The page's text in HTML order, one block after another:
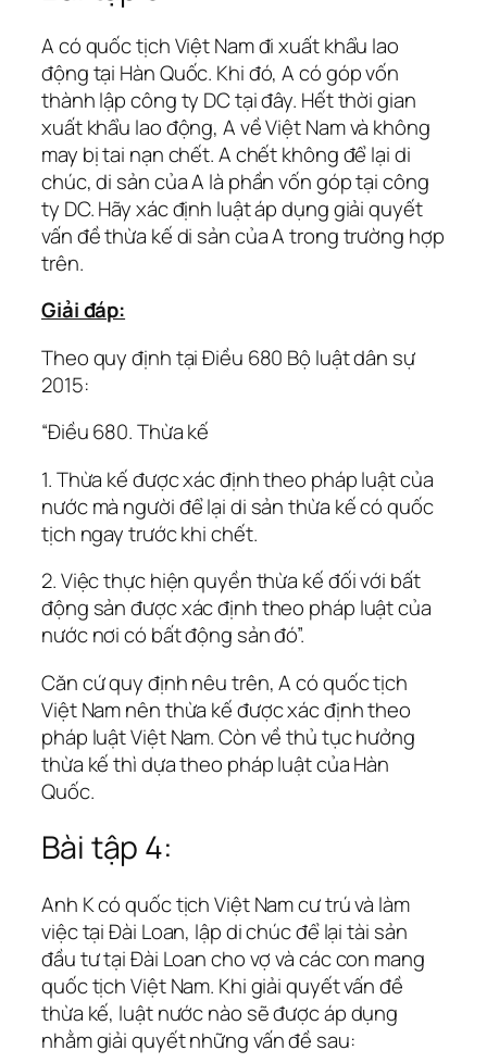
A có quốc tịch Việt Nam đi xuất khẩu lao
động tại Hàn Quốc. Khi đó, A có góp vốn
thành lập công ty DC tại đây. Hết thời gian
xuất khẩu lao động, A về Việt Nam và không
may bị tai nạn chết. A chết không để lại di
chúc, di sản của A là phần vốn góp tại công
ty DC. Hãy xác định luật áp dụng giải quyết
vấn đề thừa kế di sản của A trong trường hợp
trên.
Giải đáp:
Theo quy định tại Điều 680 Bộ luật dân sự
2015:
“Điều 680. Thừa kế
1. Thừa kế được xác định theo pháp luật của
nước mà người để lại di sản thừa kế có quốc
tịch ngay trước khi chết.
2. Việc thực hiện quyền thừa kế đối với bất
động sản được xác định theo pháp luật của
nước nơi có bất động sản đó”.
Căn cứ quy định nêu trên, A có quốc tịch
Việt Nam nên thừa kế được xác định theo
pháp luật Việt Nam. Còn về thủ tục hưởng
thừa kế thì dựa theo pháp luật của Hàn
Quốc.
Bài tập 4:
Anh K có quốc tịch Việt Nam cư trú và làm
việc tại Đài Loan, lập di chúc để lại tài sản
đầu tư tại Đài Loan cho vợ và các con mang
quốc tịch Việt Nam. Khi giải quyết vấn đề
thừa kế, luật nước nào sẽ được áp dụng
nhằm giải quyết những vấn đề sau: